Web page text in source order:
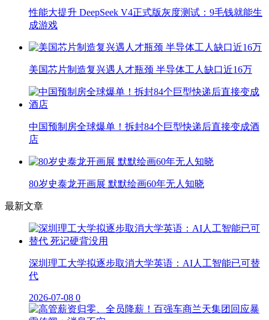
性能大提升 DeepSeek V4正式版灰度测试：9毛钱就能生
成游戏
美国芯片制造复兴遇人才瓶颈 半导体工人缺口近16万
中国预制房全球爆单！拆封84个巨型快递后直接变成酒
店
80岁史泰龙开画展 默默绘画60年无人知晓
最新文章
深圳理工大学拟逐步取消大学英语：AI人工智能已可替
代
2026-07-08 0